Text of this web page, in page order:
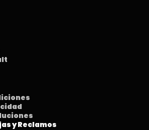
y Reclamos